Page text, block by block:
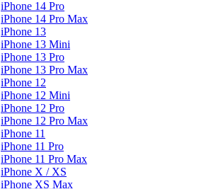
iPhone 14 Pro
iPhone 14 Pro Max
iPhone 13
iPhone 13 Mini
iPhone 13 Pro
iPhone 13 Pro Max
iPhone 12
iPhone 12 Mini
iPhone 12 Pro
iPhone 12 Pro Max
iPhone 11
iPhone 11 Pro
iPhone 11 Pro Max
iPhone X / XS
iPhone XS Max